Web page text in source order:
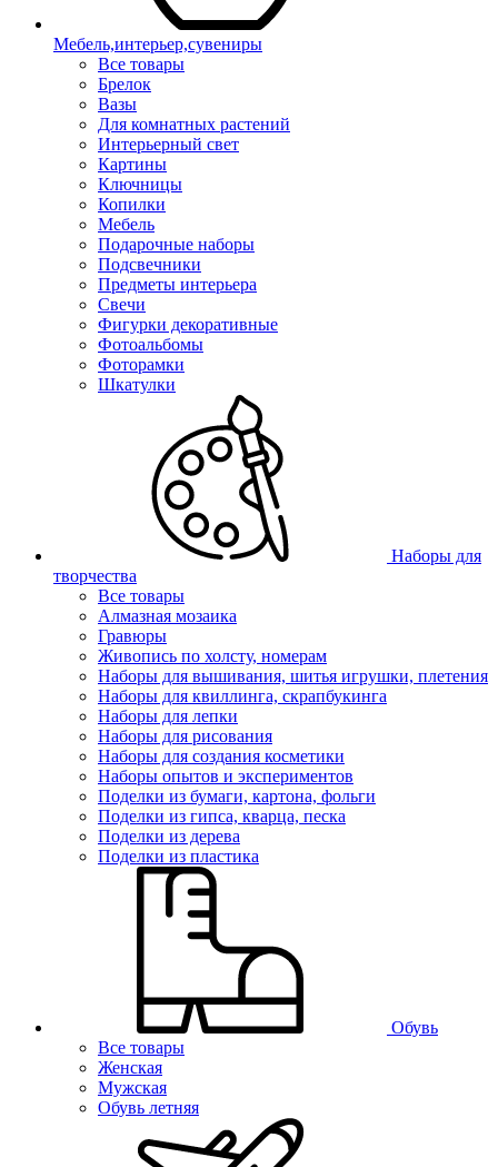
Мебель,интерьер,сувениры
Все товары
Брелок
Вазы
Для комнатных растений
Интерьерный свет
Картины
Ключницы
Копилки
Мебель
Подарочные наборы
Подсвечники
Предметы интерьера
Свечи
Фигурки декоративные
Фотоальбомы
Фоторамки
Шкатулки
Наборы для
творчества
Все товары
Алмазная мозаика
Гравюры
Живопись по холсту, номерам
Наборы для вышивания, шитья игрушки, плетения
Наборы для квиллинга, скрапбукинга
Наборы для лепки
Наборы для рисования
Наборы для создания косметики
Наборы опытов и экспериментов
Поделки из бумаги, картона, фольги
Поделки из гипса, кварца, песка
Поделки из дерева
Поделки из пластика
Обувь
Все товары
Женская
Мужская
Обувь летняя